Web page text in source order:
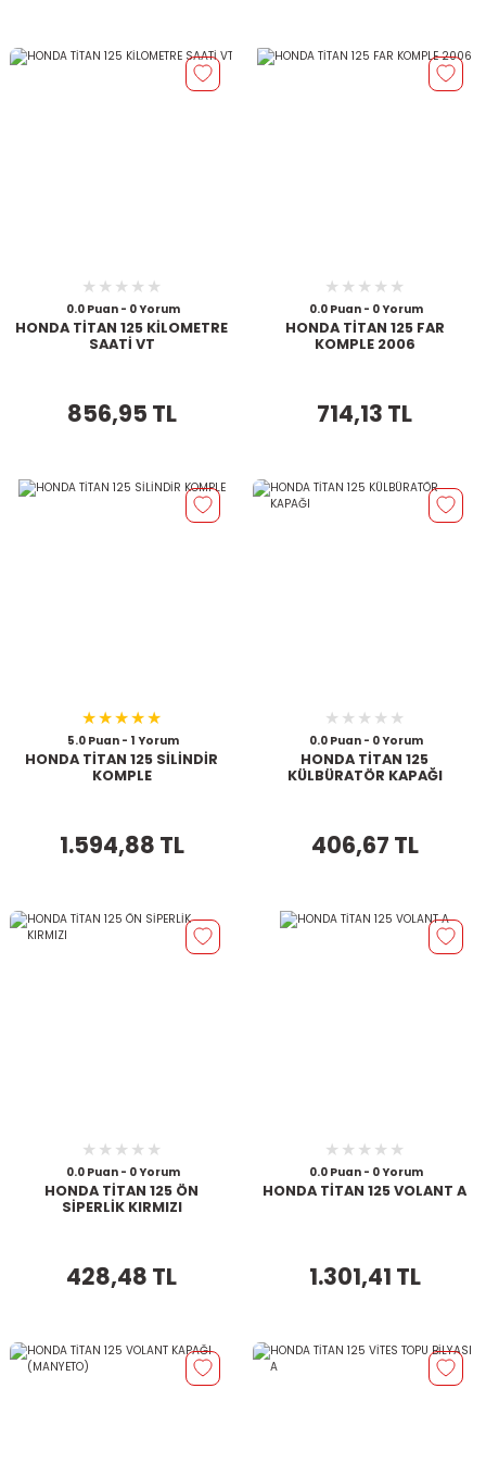
0.0 Puan - 0 Yorum
HONDA TİTAN 125 KİLOMETRE
SAATİ VT
856,95 TL
0.0 Puan - 0 Yorum
HONDA TİTAN 125 FAR
KOMPLE 2006
714,13 TL
5.0 Puan - 1 Yorum
HONDA TİTAN 125 SİLİNDİR
KOMPLE
1.594,88 TL
0.0 Puan - 0 Yorum
HONDA TİTAN 125
KÜLBÜRATÖR KAPAĞI
406,67 TL
0.0 Puan - 0 Yorum
HONDA TİTAN 125 ÖN
SİPERLİK KIRMIZI
428,48 TL
0.0 Puan - 0 Yorum
HONDA TİTAN 125 VOLANT A
1.301,41 TL